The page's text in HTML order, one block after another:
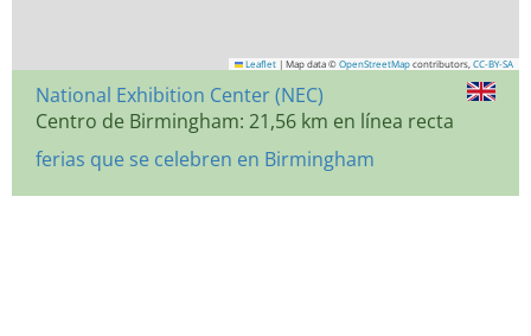
Leaflet | Map data © OpenStreetMap contributors, CC-BY-SA
National Exhibition Center (NEC)
Centro de Birmingham: 21,56 km en línea recta
ferias que se celebren en Birmingham